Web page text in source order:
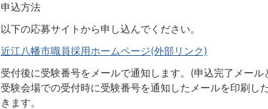
申込方法
以下の応募サイトから申し込んでください。
近江八幡市職員採用ホームページ(外部リンク)
受付後に受験番号をメールで通知します。(申込完了メール
受験会場での受付時に受験番号を通知したメールを印刷し
きます。